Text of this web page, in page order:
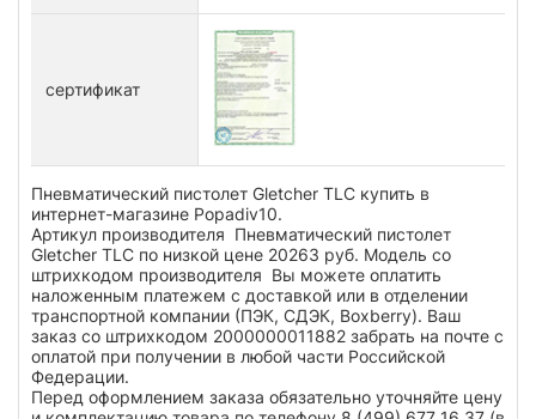
сертификат
Пневматический пистолет Gletcher TLC купить в
интернет-магазине Popadiv10.
Артикул производителя Пневматический пистолет
Gletcher TLC по низкой цене 20263 руб. Модель со
штрихкодом производителя Вы можете оплатить
наложенным платежем с доставкой или в отделении
транспортной компании (ПЭК, СДЭК, Boxberry). Ваш
заказ со штрихкодом 2000000011882 забрать на почте с
оплатой при получении в любой части Российской
Федерации.
Перед оформлением заказа обязательно уточняйте цену